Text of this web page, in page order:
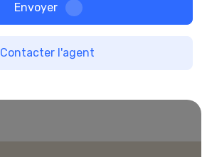
Envoyer
Contacter l'agent